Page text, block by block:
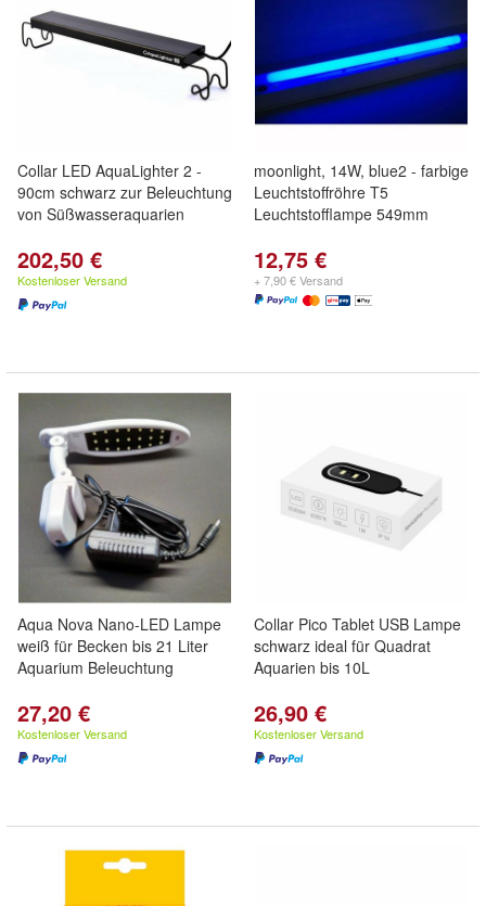
Collar LED AquaLighter 2 -
90cm schwarz zur Beleuchtung
von Süßwasseraquarien
202,50 €
Kostenloser Versand
moonlight, 14W, blue2 - farbige
Leuchtstoffröhre T5
Leuchtstofflampe 549mm
12,75 €
+ 7,90 € Versand
Aqua Nova Nano-LED Lampe
weiß für Becken bis 21 Liter
Aquarium Beleuchtung
27,20 €
Kostenloser Versand
Collar Pico Tablet USB Lampe
schwarz ideal für Quadrat
Aquarien bis 10L
26,90 €
Kostenloser Versand